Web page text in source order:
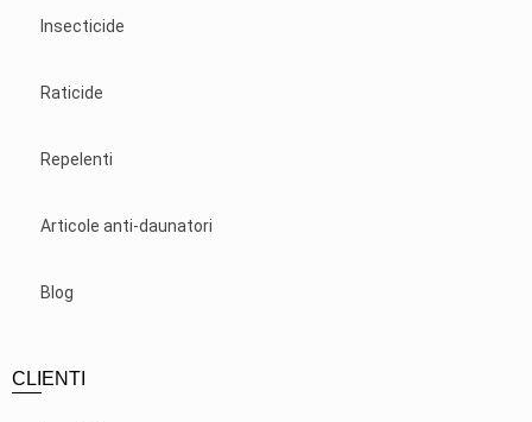
Insecticide
Raticide
Repelenti
Articole anti-daunatori
Blog
CLIENTI